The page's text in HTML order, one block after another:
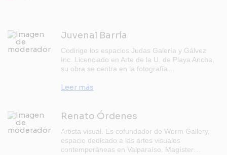
Juvenal Barría
Codirige los espacios Judas Galería y Gálvez
Inc. Licenciado en Arte de la U. de Playa Ancha,
su obra se centra en la fotografía…
Leer más
Renato Órdenes
Artista visual. Es cofundador de Worm Gallery,
espacio dedicado a las artes visuales
contemporáneas en Valparaíso. Magíster…